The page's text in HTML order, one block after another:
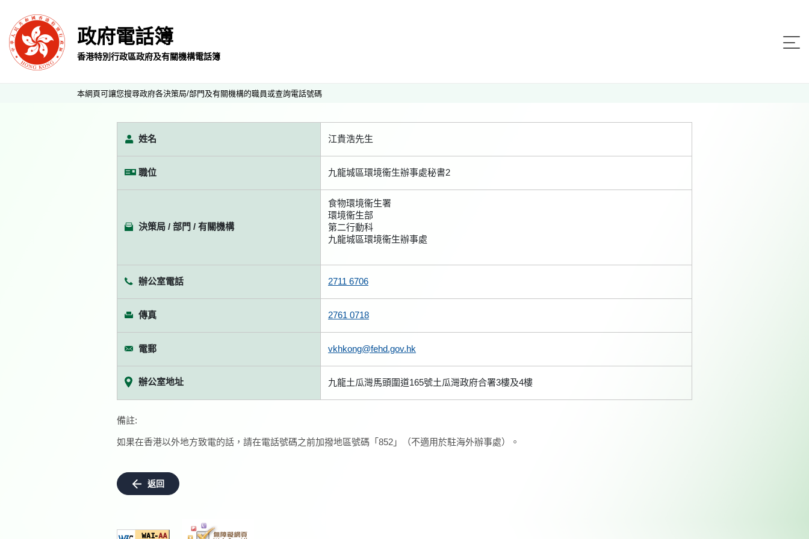
政府電話簿
香港特別行政區政府及有關機構電話簿
本網頁可讓您搜尋政府各決策局/部門及有關機構的職員或查詢電話號碼
姓名 江貴浩先生
職位 九龍城區環境衞生辦事處秘書2
決策局 / 部門 / 有關機構
食物環境衞生署
環境衞生部
第二行動科
九龍城區環境衞生辦事處
辦公室電話 2711 6706
傳真 2761 0718
電郵 vkhkong@fehd.gov.hk
辦公室地址 九龍土瓜灣馬頭圍道165號土瓜灣政府合署3樓及4樓
備註:
如果在香港以外地方致電的話，請在電話號碼之前加撥地區號碼「852」（不適用於駐海外辦事處）。
返回